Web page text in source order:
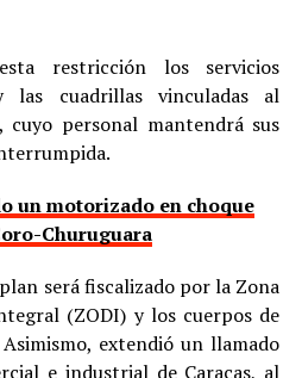
restricción los servicios
las cuadrillas vinculadas al
cuyo personal mantendrá sus
un motorizado en choque
Churuguara
será fiscalizado por la Zona
(ZODI) y los cuerpos de
extendió un llamado
e industrial de Caracas, al